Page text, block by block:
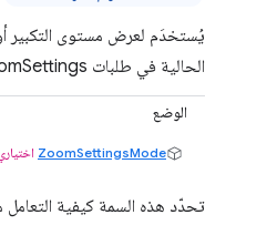
يُستخدَم لعرض مستوى التكبير أو
الحالية في طلبات tabs.getZoomSettings.
الوضع
ZoomSettingsMode
تحدّد هذه السمة كيفية التعامل